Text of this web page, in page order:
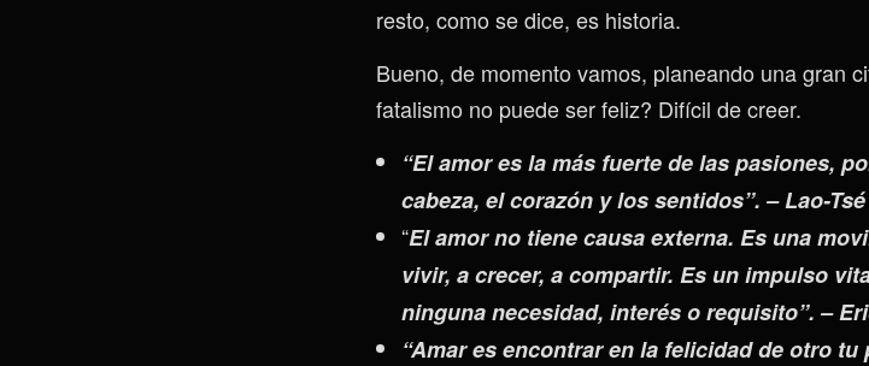
resto, como se dice, es historia.
Bueno, de momento vamos, planeando una gran
fatalismo no puede ser feliz? Difícil de creer.
“El amor es la más fuerte de las pasiones,
cabeza, el corazón y los sentidos”. – Lao-Tsé
“El amor no tiene causa externa. Es una
vivir, a crecer, a compartir. Es un impulso
ninguna necesidad, interés o requisito”. –
“Amar es encontrar en la felicidad de otro